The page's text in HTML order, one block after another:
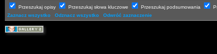
Przeszukaj opisy Przeszukaj słowa kluczowe Przeszukaj podsumowania
Zaznacz wszystko
Odznacz wszystko Odwróć zaznaczenie